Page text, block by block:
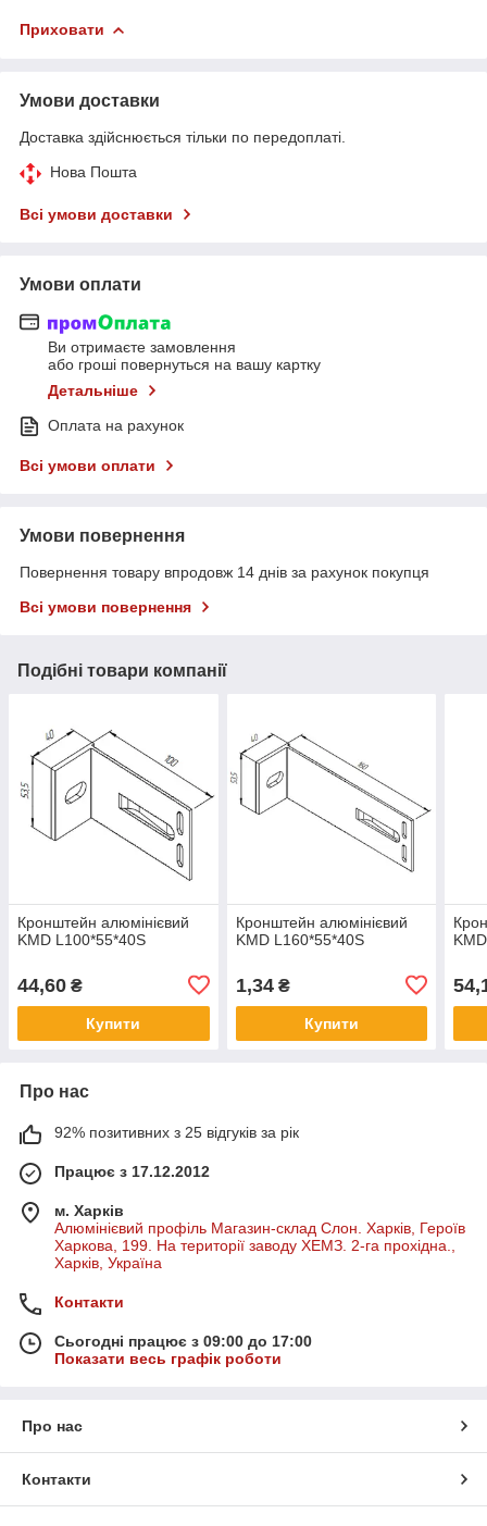
Приховати
Умови доставки
Доставка здійснюється тільки по передоплаті.
Нова Пошта
Всі умови доставки
Умови оплати
Ви отримаєте замовлення
або гроші повернуться на вашу картку
Детальніше
Оплата на рахунок
Всі умови оплати
Умови повернення
Повернення товару впродовж 14 днів за рахунок покупця
Всі умови повернення
Подібні товари компанії
Кронштейн алюмінієвий
KMD L100*55*40S
44,60 ₴
Купити
Кронштейн алюмінієвий
KMD L160*55*40S
1,34₴
Купити
Про нас
92% позитивних з 25 відгуків за рік
Працює з 17.12.2012
м. Харків
Алюмінієвий профіль Магазин-склад Слон. Харків, Героїв
Харкова, 199. На території заводу ХЕМЗ. 2-га прохідна.,
Харків, Україна
Контакти
Сьогодні працює з 09:00 до 17:00
Показати весь графік роботи
Про нас
Контакти